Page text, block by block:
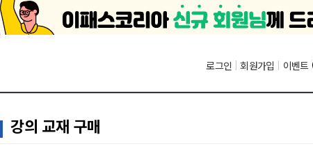
로그인 | 회원가입 | 이벤트
강의 교재 구매